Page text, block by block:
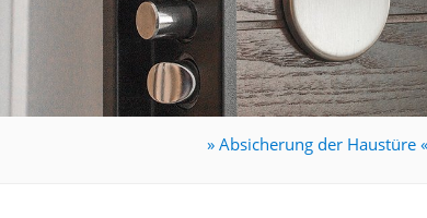
» Absicherung der Haustüre «